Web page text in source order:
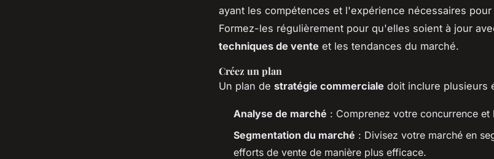
ayant les compétences et l'expérience nécessaires
Formez-les régulièrement pour qu'elles soient à jour
techniques de vente et les tendances du marché.
Créez un plan
Un plan de stratégie commerciale doit inclure plusieurs
Analyse de marché : Comprenez votre concurrence et
Segmentation du marché : Divisez votre marché en
efforts de vente de manière plus efficace.